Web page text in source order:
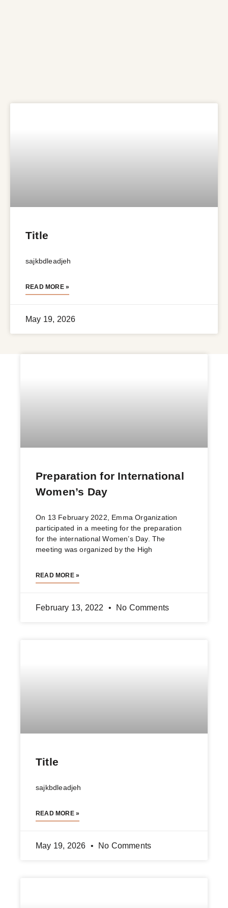
Title
sajkbdleadjeh
READ MORE »
May 19, 2026
Preparation for International
Women’s Day
On 13 February 2022, Emma Organization
participated in a meeting for the preparation
for the international Women’s Day. The
meeting was organized by the High
READ MORE »
February 13, 2022 No Comments
Title
sajkbdleadjeh
READ MORE »
May 19, 2026 No Comments